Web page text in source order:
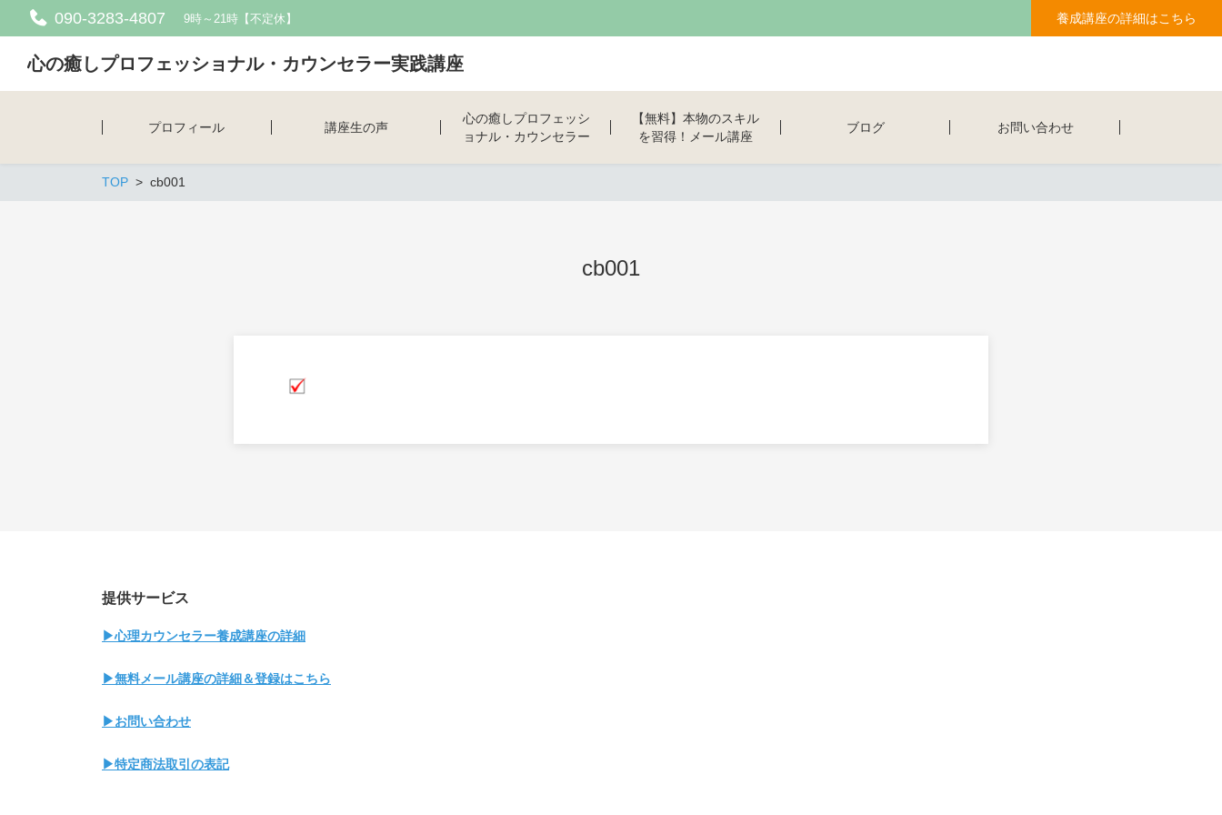
090-3283-4807 9時～21時【不定休】 養成講座の詳細はこちら
心の癒しプロフェッショナル・カウンセラー実践講座
プロフィール 講座生の声
心の癒しプロフェッシ
ョナル・カウンセラー
【無料】本物のスキル
を習得！メール講座
ブログ お問い合わせ
TOP cb001
cb001
提供サービス
▶心理カウンセラー養成講座の詳細
▶無料メール講座の詳細＆登録はこちら
▶お問い合わせ
▶特定商法取引の表記